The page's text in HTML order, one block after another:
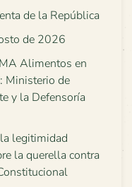
de la República
de 2026
Alimentos en
Ministerio de
y la Defensoría
legitimidad
la querella contra